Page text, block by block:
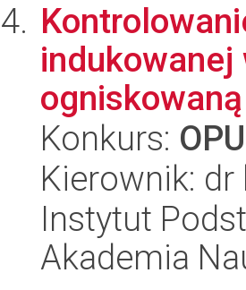
indukowanej
Konkurs:
Kierownik: dr
Instytut
Akademia